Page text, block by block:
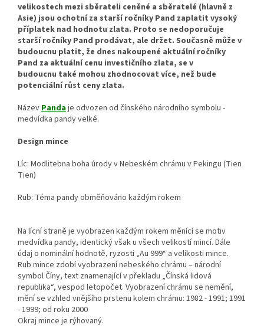
velikostech mezi sběrateli ceněné a sběratelé (hlavně z
Asie) jsou ochotní za starší ročníky Pand zaplatit vysoký
příplatek nad hodnotu zlata. Proto se nedoporučuje
starší ročníky Pand prodávat, ale držet. Současně může v
budoucnu platit, že dnes nakoupené aktuální ročníky
Pand za aktuální cenu investičního zlata, se v
budoucnu také mohou zhodnocovat více, než bude
potenciální růst ceny zlata.
NázevPandaje odvozen od čínského národního symbolu -
medvídka pandy velké.
Design mince
Líc: Modlitebna boha úrody v Nebeském chrámu v Pekingu (Tien
Tien)
Rub: Téma pandy obměňováno každým rokem
Na lícní straně je vyobrazen každým rokem měnící se motiv
medvídka pandy, identický však u všech velikostí mincí. Dále
údaj o nominální hodnotě, ryzosti „Au 999“ a velikosti mince.
Rub mince zdobí vyobrazení nebeského chrámu – národní
symbol Číny, text znamenající v překladu „Čínská lidová
republika“, vespod letopočet. Vyobrazení chrámu se nemění,
mění se vzhled vnějšího prstenu kolem chrámu: 1982 - 1991; 1991
- 1999; od roku 2000
Okraj mince je rýhovaný.